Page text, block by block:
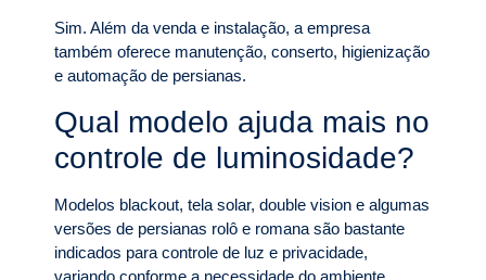
Sim. Além da venda e instalação, a empresa
também oferece manutenção, conserto, higienização
e automação de persianas.
Qual modelo ajuda mais no
controle de luminosidade?
Modelos blackout, tela solar, double vision e algumas
versões de persianas rolô e romana são bastante
indicados para controle de luz e privacidade,
variando conforme a necessidade do ambiente.